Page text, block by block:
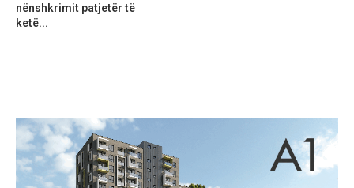
nënshkrimit patjetër të
ketë...